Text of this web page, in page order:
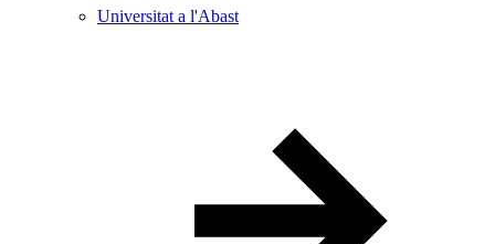
Universitat a l'Abast